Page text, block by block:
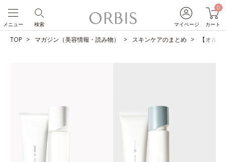
マイページ
0
カート
検索
メニュー
TOP マガジン（美容情報・読み物） スキンケアのまとめ 【オル